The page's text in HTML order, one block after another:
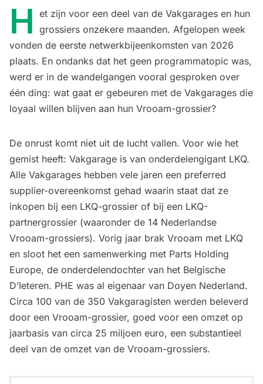
H et zijn voor een deel van de Vakgarages en hun
grossiers onzekere maanden. Afgelopen week
vonden de eerste netwerkbijeenkomsten van 2026
plaats. En ondanks dat het geen programmatopic was,
werd er in de wandelgangen vooral gesproken over
één ding: wat gaat er gebeuren met de Vakgarages die
loyaal willen blijven aan hun Vrooam-grossier?
De onrust komt niet uit de lucht vallen. Voor wie het
gemist heeft: Vakgarage is van onderdelengigant LKQ.
Alle Vakgarages hebben vele jaren een preferred
supplier-overeenkomst gehad waarin staat dat ze
inkopen bij een LKQ-grossier of bij een LKQ-
partnergrossier (waaronder de 14 Nederlandse
Vrooam-grossiers). Vorig jaar brak Vrooam met LKQ
en sloot het een samenwerking met Parts Holding
Europe, de onderdelendochter van het Belgische
D’Ieteren. PHE was al eigenaar van Doyen Nederland.
Circa 100 van de 350 Vakgaragisten werden beleverd
door een Vrooam-grossier, goed voor een omzet op
jaarbasis van circa 25 miljoen euro, een substantieel
deel van de omzet van de Vrooam-grossiers.